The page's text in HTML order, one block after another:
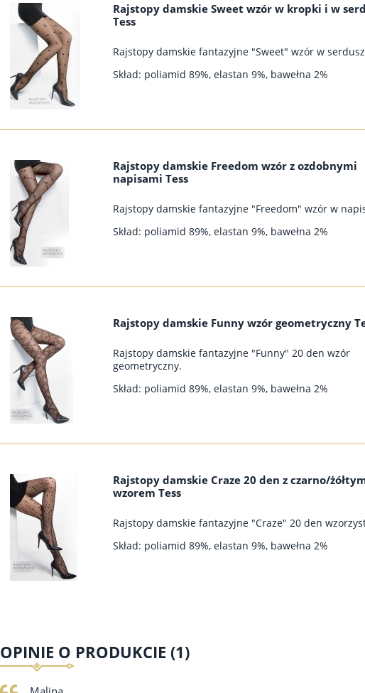
Rajstopy damskie Sweet wzór w kropki i w
Tess
Rajstopy damskie fantazyjne "Sweet" wzór w
Skład: poliamid 89%, elastan 9%, bawełna 2%
Rajstopy damskie Freedom wzór z ozdobnymi
napisami Tess
Rajstopy damskie fantazyjne "Freedom" wzór w
Skład: poliamid 89%, elastan 9%, bawełna 2%
Rajstopy damskie Funny wzór geometryczny
Rajstopy damskie fantazyjne "Funny" 20 den wzór
geometryczny.
Skład: poliamid 89%, elastan 9%, bawełna 2%
Rajstopy damskie Craze 20 den z czarno/
wzorem Tess
Rajstopy damskie fantazyjne "Craze" 20 den
Skład: poliamid 89%, elastan 9%, bawełna 2%
OPINIE O PRODUKCIE (1)